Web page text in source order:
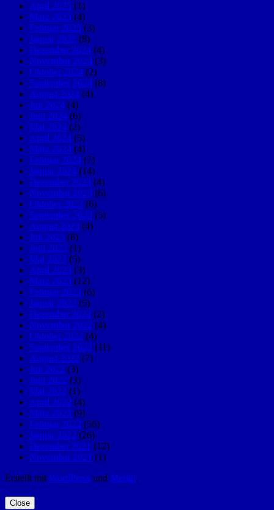
April 2025 (1)
März 2025 (4)
Februar 2025 (3)
Januar 2025 (8)
Dezember 2024 (4)
November 2024 (3)
Oktober 2024 (2)
September 2024 (8)
August 2024 (4)
Juli 2024 (4)
Juni 2024 (6)
Mai 2024 (2)
April 2024 (5)
März 2024 (4)
Februar 2024 (7)
Januar 2024 (14)
Dezember 2023 (4)
November 2023 (6)
Oktober 2023 (6)
September 2023 (5)
August 2023 (4)
Juli 2023 (8)
Juni 2023 (1)
Mai 2023 (5)
April 2023 (3)
März 2023 (12)
Februar 2023 (6)
Januar 2023 (5)
Dezember 2022 (2)
November 2022 (4)
Oktober 2022 (4)
September 2022 (11)
August 2022 (7)
Juli 2022 (3)
Juni 2022 (3)
Mai 2022 (1)
April 2022 (4)
März 2022 (9)
Februar 2022 (56)
Januar 2022 (26)
Dezember 2021 (12)
November 2021 (1)
Erstellt mit WordPress und Merlin.
Close